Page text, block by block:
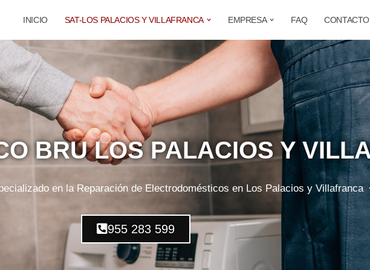
INICIO SAT-LOS PALACIOS Y VILLAFRANCA EMPRESA FAQ CONTACTO
BRU LOS PALACIOS Y
en la Reparación de Electrodomésticos en Los Palacios y Villafranca
955 283 599